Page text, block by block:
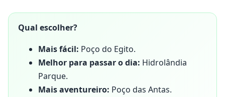
Qual escolher?
Mais fácil: Poço do Egito.
Melhor para passar o dia: Hidrolândia
Parque.
Mais aventureiro: Poço das Antas.